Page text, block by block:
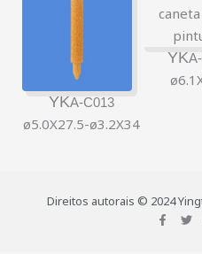
YKA-C013
ø5.0X27.5-ø3.2X34
YK
Direitos autorais © 2024
F
a
T
w